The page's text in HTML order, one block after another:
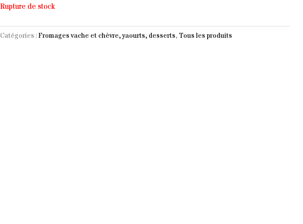
Rupture de stock
Catégories :Fromages vache et chèvre, yaourts, desserts, Tous les produits